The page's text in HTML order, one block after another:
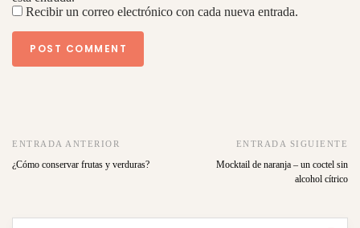
Recibir un correo electrónico con cada nueva entrada.
ENTRADA ANTERIOR
¿Cómo conservar frutas y verduras?
ENTRADA SIGUIENTE
Mocktail de naranja – un coctel sin
alcohol cítrico